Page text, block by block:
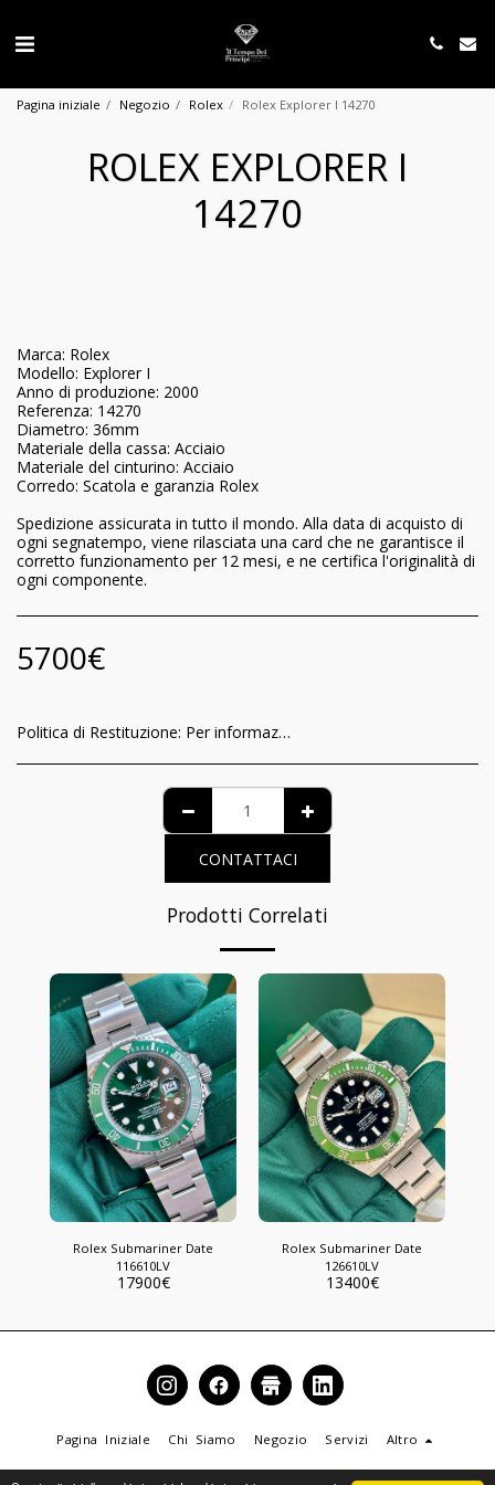
Pagina iniziale Negozio Rolex Rolex Explorer I 14270
ROLEX EXPLORER I
14270
Marca: Rolex
Modello: Explorer I
Anno di produzione: 2000
Referenza: 14270
Diametro: 36mm
Materiale della cassa: Acciaio
Materiale del cinturino: Acciaio
Corredo: Scatola e garanzia Rolex
Spedizione assicurata in tutto il mondo. Alla data di acquisto di
ogni segnatempo, viene rilasciata una card che ne garantisce il
corretto funzionamento per 12 mesi, e ne certifica l'originalità di
ogni componente.
5700€
Politica di Restituzione: Per informazioni relative al riconoscimento per il consumatore della garanzia di funzionamento e delle modalità di recesso del contratto, è possibile visionare l’informativa completa nella pagina dedicata al seguente link: https://www.iltempodeiprincipi.it/terms
CONTATTACI
Prodotti Correlati
Rolex Submariner Date
116610LV
17900€
Rolex Submariner Date
126610LV
13400€
Pagina Iniziale Chi Siamo Negozio Servizi Altro
Copyright © 2026 Tutti i diritti riservati -IL TEMPO DEI PRINCIPI